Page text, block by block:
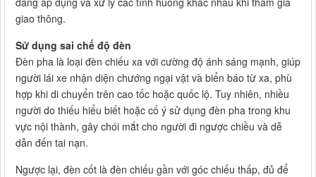
giao thông.
Sử dụng sai chế độ đèn
Đèn pha là loại đèn chiếu xa với cường độ ánh sáng mạnh, giúp
người lái xe nhận diện chướng ngại vật và biển báo từ xa, phù
hợp khi di chuyển trên cao tốc hoặc quốc lộ. Tuy nhiên, nhiều
người do thiếu hiểu biết hoặc cố ý sử dụng đèn pha trong khu
vực nội thành, gây chói mắt cho người đi ngược chiều và dễ
dẫn đến tai nạn.
Ngược lại, đèn cốt là đèn chiếu gần với góc chiếu thấp, đủ để